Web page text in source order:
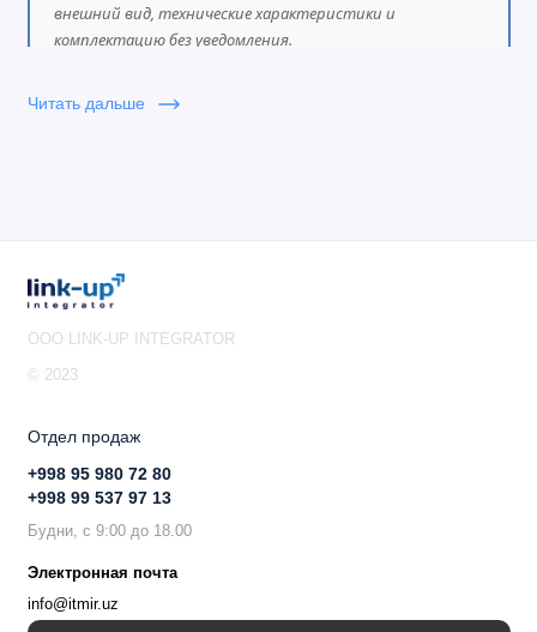
внешний вид, технические характеристики и
комплектацию без уведомления.
Читать дальше
OOO LINK-UP INTEGRATOR
© 2023
Отдел продаж
+998 95 980 72 80
+998 99 537 97 13
Будни, с 9:00 до 18.00
Электронная почта
info@itmir.uz